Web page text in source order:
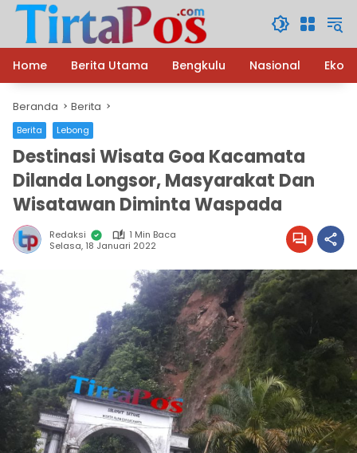
Langsung
konten
Home
Berita Utama Bengkulu Nasional
Beranda Berita
Berita Lebong
Destinasi Wisata Goa Kacamata
Dilanda Longsor, Masyarakat Dan
Wisatawan Diminta Waspada
Redaksi
1 Min Baca
Selasa, 18 Januari 2022